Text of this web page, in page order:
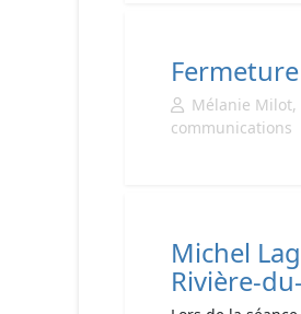
Mélanie
communications
Michel
Rivière-